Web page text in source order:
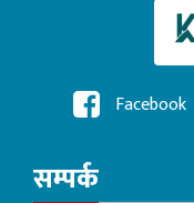
Facebook
सम्पर्क